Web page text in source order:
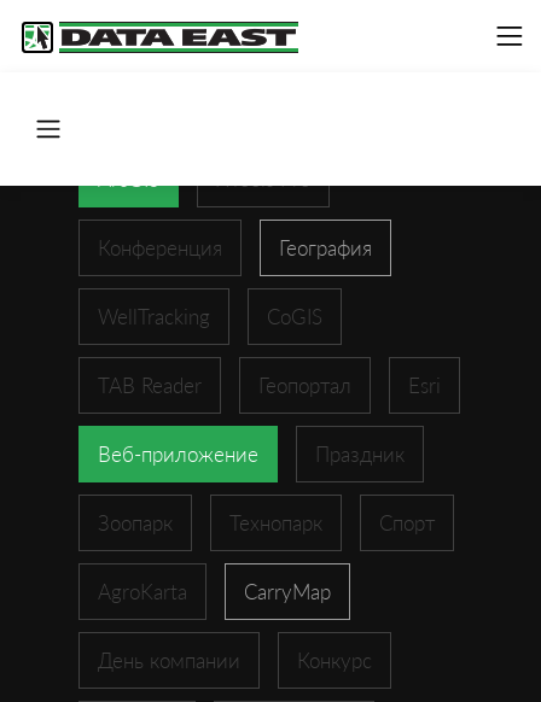
Конференция География
WellTracking CoGIS
TAB Reader Геопортал Esri
Веб-приложение Праздник
Зоопарк Технопарк Спорт
AgroKarta CarryMap
День компании Конкурс